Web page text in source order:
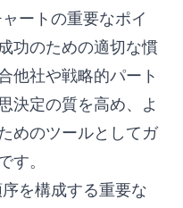
ートの重要なポイ
功のための適切な慣
他社や戦略的パート
決定の質を高め、よ
めのツールとしてガ
す。
を構成する重要な